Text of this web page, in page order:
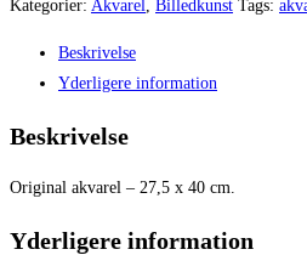
#12
Kategorier: Akvarel Billedkunst Tags:
Beskrivelse
Yderligere information
Beskrivelse
Original akvarel – 27,5 x 40 cm.
Yderligere information